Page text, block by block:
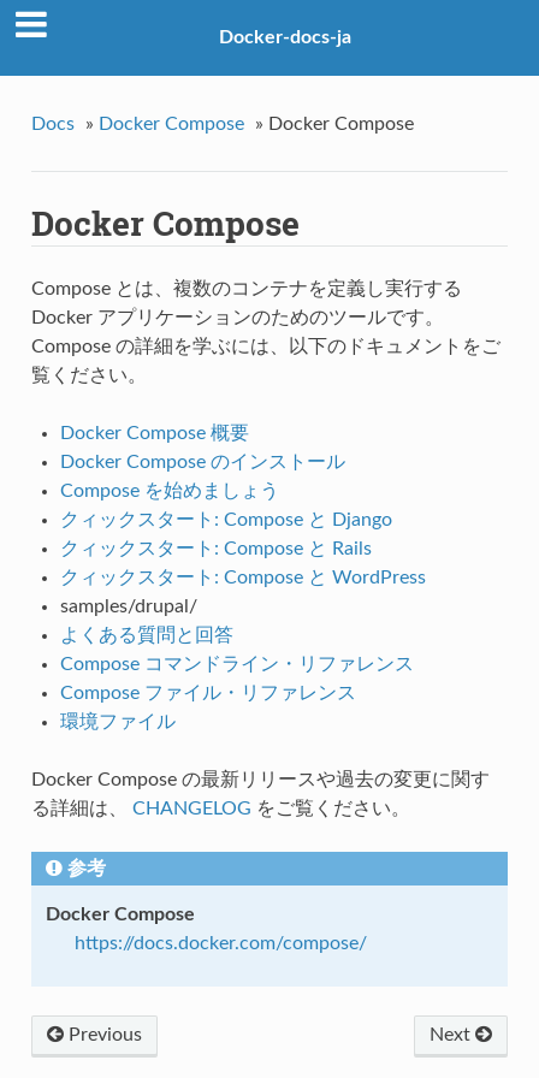
Docker-docs-ja
Docs » Docker Compose » Docker Compose
Docker Compose
Compose とは、複数のコンテナを定義し実行する
Docker アプリケーションのためのツールです。
Compose の詳細を学ぶには、以下のドキュメントをご
覧ください。
Docker Compose 概要
Docker Compose のインストール
Compose を始めましょう
クィックスタート: Compose と Django
クィックスタート: Compose と Rails
クィックスタート: Compose と WordPress
samples/drupal/
よくある質問と回答
Compose コマンドライン・リファレンス
Compose ファイル・リファレンス
環境ファイル
Docker Compose の最新リリースや過去の変更に関す
る詳細は、 CHANGELOG をご覧ください。
参考
Docker Compose
https://docs.docker.com/compose/
Next
Previous